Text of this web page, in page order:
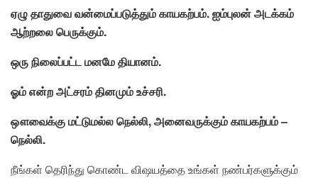
ஏழு தாதுவை வன்மைப்படுத்தும் காயகற்பம். ஐம்புலன் அடக்கம்
ஆற்றலை பெருக்கும்.
ஒரு நிலைப்பட்ட மனமே தியானம்.
ஓம் என்ற அட்சரம் தினமும் உச்சரி.
ஔவைக்கு மட்டுமல்ல நெல்லி, அனைவருக்கும் காயகற்பம் –
நெல்லி.
நீங்கள் தெரிந்து கொண்ட விஷயத்தை உங்கள் நண்பர்களுக்கும்